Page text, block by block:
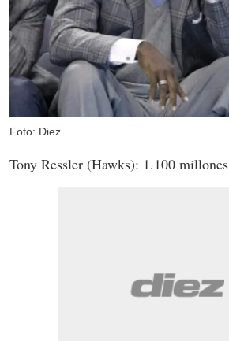
Foto: Diez
Tony Ressler (Hawks): 1.100 millones